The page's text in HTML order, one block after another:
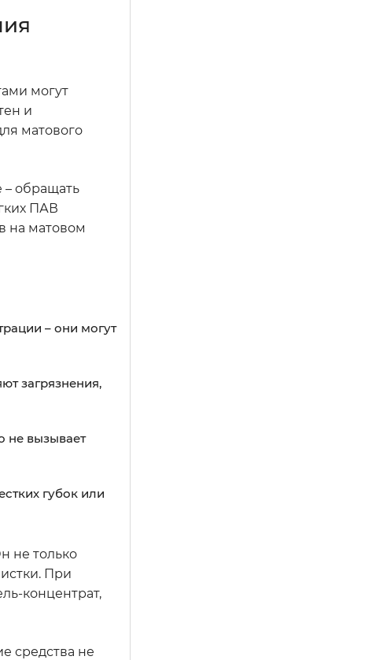
могут
и
матового
– обращать
ПАВ
на матовом
– они могут
загрязнения,
не вызывает
губок или
не только
При
концентрат,
средства не